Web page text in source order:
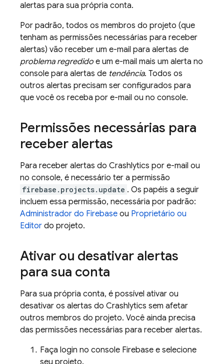
alertas para sua própria conta.
Por padrão, todos os membros do projeto (que
tenham as permissões necessárias para receber
alertas) vão receber um e-mail para alertas de
problema regredido e um e-mail mais um alerta no
console para alertas de tendência. Todos os
outros alertas precisam ser configurados para
que você os receba por e-mail ou no console.
Permissões necessárias para
receber alertas
Para receber alertas do Crashlytics por e-mail ou
no console, é necessário ter a permissão
firebase.projects.update . Os papéis a seguir
incluem essa permissão, necessária por padrão:
Administrador do Firebase ou Proprietário ou
Editor do projeto.
Ativar ou desativar alertas
para sua conta
Para sua própria conta, é possível ativar ou
desativar os alertas do Crashlytics sem afetar
outros membros do projeto. Você ainda precisa
das permissões necessárias para receber alertas.
Faça login no console Firebase e selecione
seu projeto.